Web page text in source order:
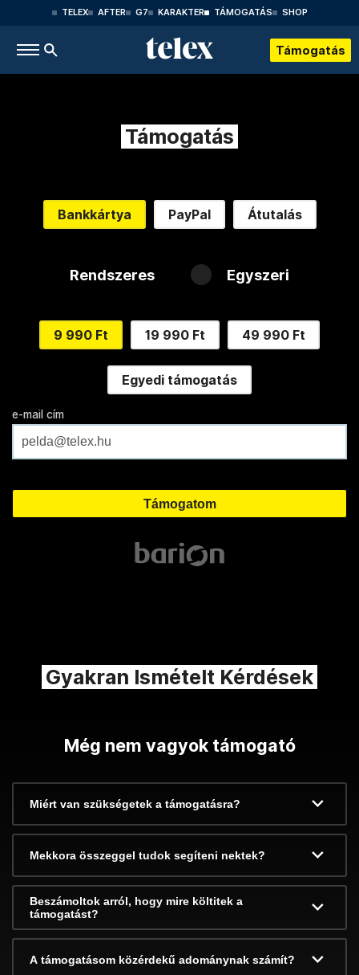
TELEX AFTER G7 KARAKTER TÁMOGATÁS SHOP
Támogatás
Támogatás
Bankkártya PayPal Átutalás
Rendszeres Egyszeri
9 990 Ft 19 990 Ft 49 990 Ft
Egyedi támogatás
e-mail cím
Gyakran Ismételt Kérdések
Még nem vagyok támogató
Miért van szükségetek a támogatásra?
Mekkora összeggel tudok segíteni nektek?
Beszámoltok arról, hogy mire költitek a
támogatást?
A támogatásom közérdekű adománynak számít?